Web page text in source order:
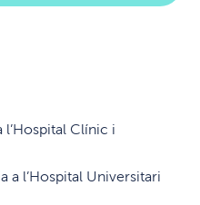
Clínic i
a l’Hospital Universitari